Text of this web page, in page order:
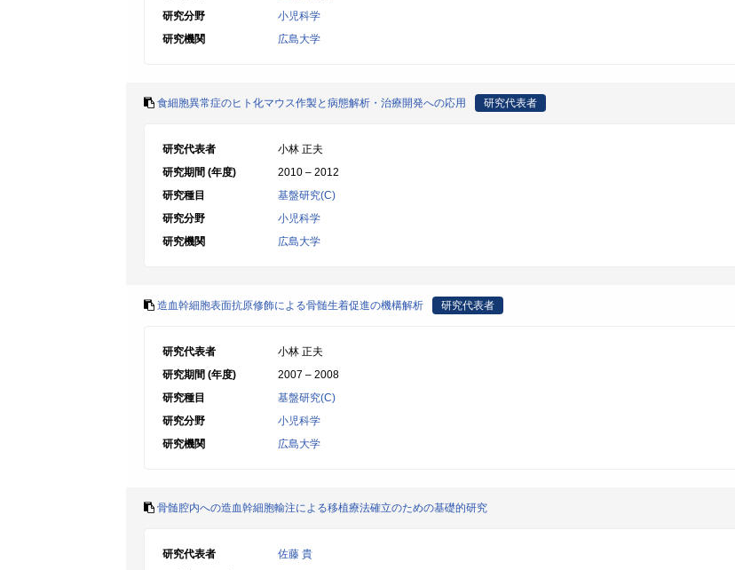
研究分野
小児科学
研究機関
広島大学
食細胞異常症のヒト化マウス作製と病態解析・治療開発への応用 研究代表者
研究代表者
小林 正夫
研究期間 (年度)
2010 – 2012
研究種目
基盤研究(C)
研究分野
小児科学
研究機関
広島大学
造血幹細胞表面抗原修飾による骨髄生着促進の機構解析 研究代表者
研究代表者
小林 正夫
研究期間 (年度)
2007 – 2008
研究種目
基盤研究(C)
研究分野
小児科学
研究機関
広島大学
骨髄腔内への造血幹細胞輸注による移植療法確立のための基礎的研究
研究代表者
佐藤 貴